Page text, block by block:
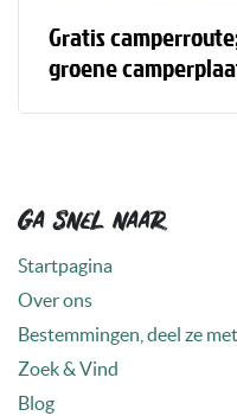
Gratis
groene
Ga snel naar
Startpagina
Over ons
Bestemmingen, deel ze
Zoek & Vind
Blog